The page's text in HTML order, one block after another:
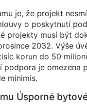
je, že projekt
o poskytnutí
projekty musí být
2032. Výše
korun do 50
podpora je omezena
minimis.
Úsporné